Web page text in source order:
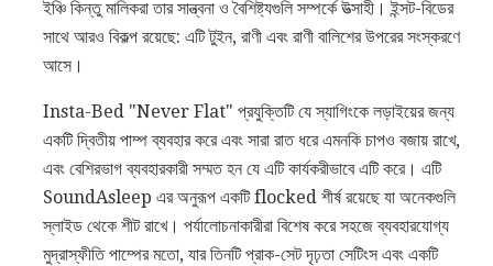
ইঞ্চি কিন্তু মালিকরা তার সান্ত্বনা ও বৈশিষ্ট্যগুলি সম্পর্কে উত্সাহী। ইন্সট-বিডের
সাথে আরও বিকল্প রয়েছে: এটি টুইন, রাণী এবং রাণী বালিশের উপরের সংস্করণে
আসে।
Insta-Bed "Never Flat" প্রযুক্তিটি যে স্যাগিংকে লড়াইয়ের জন্য
একটি দ্বিতীয় পাম্প ব্যবহার করে এবং সারা রাত ধরে এমনকি চাপও বজায় রাখে,
এবং বেশিরভাগ ব্যবহারকারী সম্মত হন যে এটি কার্যকরীভাবে এটি করে। এটি
SoundAsleep এর অনুরূপ একটি flocked শীর্ষ রয়েছে যা অনেকগুলি
স্লাইড থেকে শীট রাখে। পর্যালোচনাকারীরা বিশেষ করে সহজে ব্যবহারযোগ্য
মুদ্রাস্ফীতি পাম্পের মতো, যার তিনটি প্রাক-সেট দৃঢ়তা সেটিংস এবং একটি